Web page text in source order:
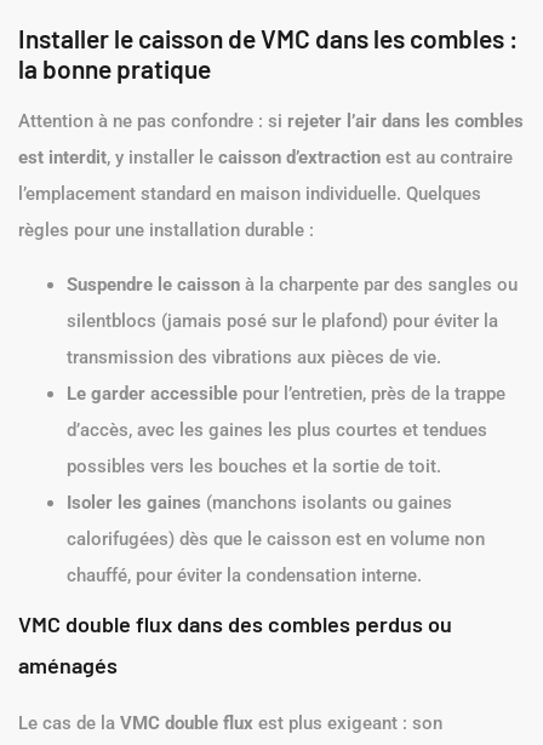
Installer le caisson de VMC dans les combles :
la bonne pratique
Attention à ne pas confondre : si rejeter l’air dans les combles
est interdit, y installer le caisson d’extraction est au contraire
l’emplacement standard en maison individuelle. Quelques
règles pour une installation durable :
Suspendre le caisson à la charpente par des sangles ou
silentblocs (jamais posé sur le plafond) pour éviter la
transmission des vibrations aux pièces de vie.
Le garder accessible pour l’entretien, près de la trappe
d’accès, avec les gaines les plus courtes et tendues
possibles vers les bouches et la sortie de toit.
Isoler les gaines (manchons isolants ou gaines
calorifugées) dès que le caisson est en volume non
chauffé, pour éviter la condensation interne.
VMC double flux dans des combles perdus ou
aménagés
Le cas de la VMC double flux est plus exigeant : son